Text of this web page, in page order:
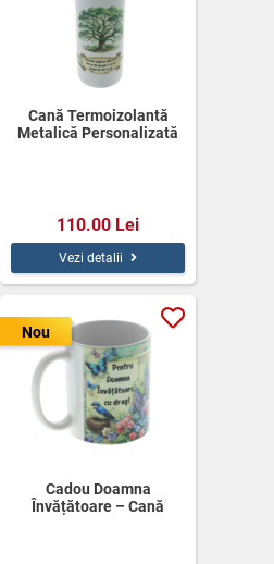
Cană Termoizolantă
Metalică Personalizată
110.00 Lei
Vezi detalii
Cadou Doamna
Învățătoare – Cană
Nou